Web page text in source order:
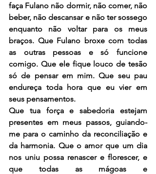
faça Fulano não dormir, não comer, não
beber, não descansar e não ter sossego
enquanto não voltar para os meus
braços. Que Fulano broxe com todas
as outras pessoas e só funcione
comigo. Que ele fique louco de tesão
só de pensar em mim. Que seu pau
endureça toda hora que eu vier em
seus pensamentos.
Que tua força e sabedoria estejam
presentes em meus passos, guiando-
me para o caminho da reconciliação e
da harmonia. Que o amor que um dia
nos uniu possa renascer e florescer, e
que todas as mágoas e